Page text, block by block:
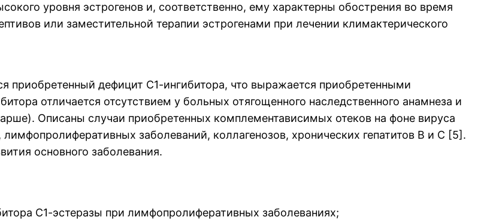
уровня эстрогенов и, соответственно, ему характерны обострения во время
или заместительной терапии эстрогенами при лечении климактерического
приобретенный дефицит С1-ингибитора, что выражается приобретенными
отличается отсутствием у больных отягощенного наследственного анамнеза и
Описаны случаи приобретенных комплементависимых отеков на фоне вируса
заболеваний, коллагенозов, хронических гепатитов В и С [5].
основного заболевания.
С1-эстеразы при лимфопролиферативных заболеваниях;